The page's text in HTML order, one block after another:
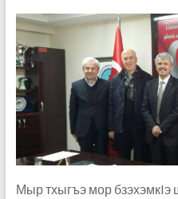
Мыр тхыгъэ мор бзэхэмкIэ